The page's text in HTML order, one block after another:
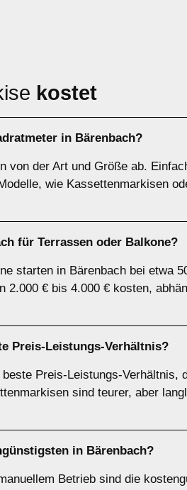
kostet
in Bärenbach?
von der Art und Größe ab.
wie Kassettenmarkisen
für Terrassen oder Balkone?
starten in Bärenbach bei etwa
2.000 € bis 4.000 € kosten,
Preis-Leistungs-Verhältnis?
Preis-Leistungs-
sind teurer, aber
in Bärenbach?
Betrieb sind die